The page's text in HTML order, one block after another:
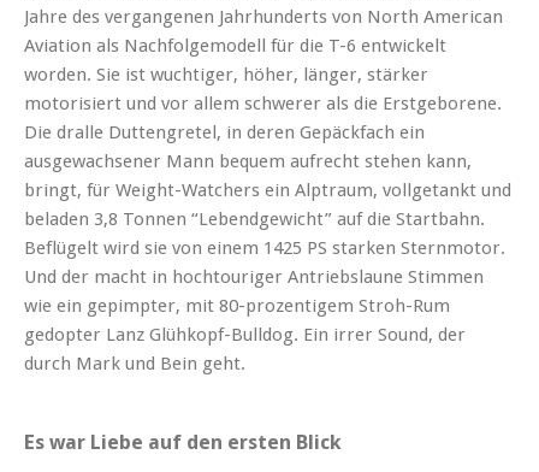
Jahre des vergangenen Jahrhunderts von North American
Aviation als Nachfolgemodell für die T-6 entwickelt
worden. Sie ist wuchtiger, höher, länger, stärker
motorisiert und vor allem schwerer als die Erstgeborene.
Die dralle Duttengretel, in deren Gepäckfach ein
ausgewachsener Mann bequem aufrecht stehen kann,
bringt, für Weight-Watchers ein Alptraum, vollgetankt und
beladen 3,8 Tonnen “Lebendgewicht” auf die Startbahn.
Beflügelt wird sie von einem 1425 PS starken Sternmotor.
Und der macht in hochtouriger Antriebslaune Stimmen
wie ein gepimpter, mit 80-prozentigem Stroh-Rum
gedopter Lanz Glühkopf-Bulldog. Ein irrer Sound, der
durch Mark und Bein geht.
Es war Liebe auf den ersten Blick